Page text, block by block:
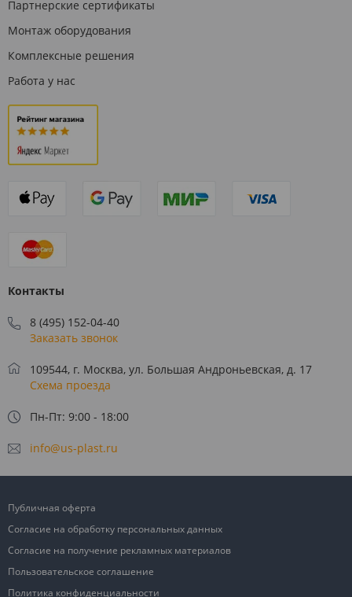
Партнерские сертификаты
Монтаж оборудования
Комплексные решения
Работа у нас
Контакты
8 (495) 152-04-40
Заказать звонок
109544, г. Москва, ул. Большая Андроньевская, д. 17
Схема проезда
Пн-Пт: 9:00 - 18:00
info@us-plast.ru
Публичная оферта
Согласие на обработку персональных данных
Согласие на получение рекламных материалов
Пользовательское соглашение
Политика конфиденциальности